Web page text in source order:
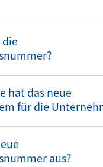
die
hat das neue
für die
aus?